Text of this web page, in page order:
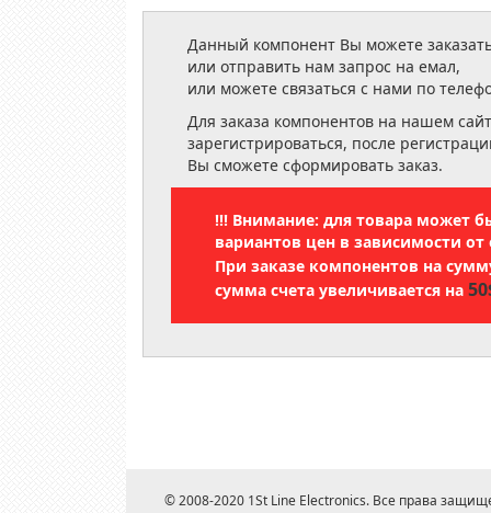
Данный компонент Вы можете
или отправить нам запрос на емал,
или можете связаться с нами по
Для заказа компонентов на нашем
зарегистрироваться, после
Вы сможете сформировать заказ.
!!! Внимание: для товара может
вариантов цен в зависимости от
При заказе компонентов на
сумма счета увеличивается на
© 2008-2020 1St Line Electronics. Все права